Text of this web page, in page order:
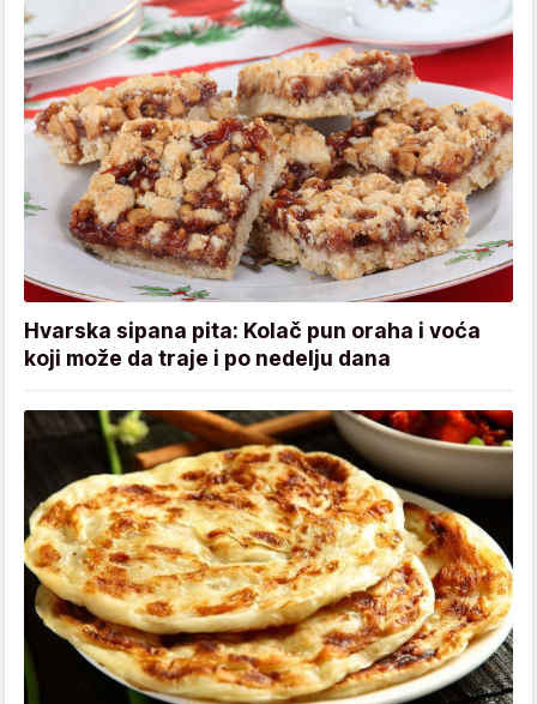
Hvarska sipana pita: Kolač pun oraha i voća
koji može da traje i po nedelju dana